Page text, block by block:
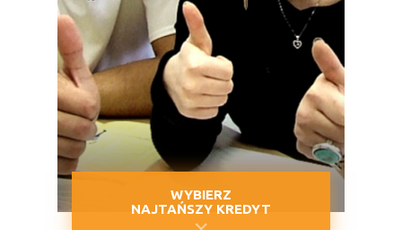
WYBIERZ
NAJTAŃSZY KREDYT